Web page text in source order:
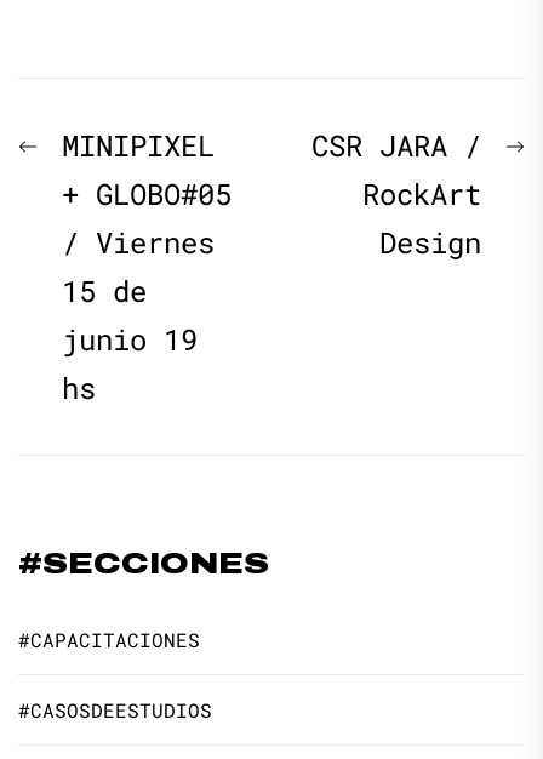
Navegación
de
entradas
Previous
post:
MINIPIXEL
+ GLOBO#05
/ Viernes
15 de
junio 19
hs
CSR JARA /
RockArt
Design
#SECCIONES
#CAPACITACIONES
#CASOSDEESTUDIOS